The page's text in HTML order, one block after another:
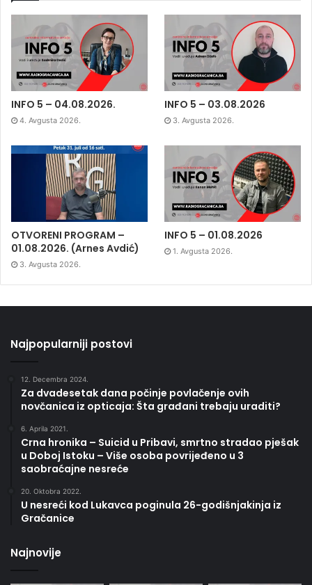
INFO 5 – 04.08.2026.
4. Avgusta 2026.
INFO 5 – 03.08.2026
3. Avgusta 2026.
OTVORENI PROGRAM –
01.08.2026. (Arnes Avdić)
3. Avgusta 2026.
INFO 5 – 01.08.2026
1. Avgusta 2026.
Najpopularniji postovi
12. Decembra 2024.
Za dvadesetak dana počinje povlačenje ovih
novčanica iz opticaja: Šta građani trebaju uraditi?
6. Aprila 2021.
Crna hronika – Suicid u Pribavi, smrtno stradao pješak
u Doboj Istoku – Više osoba povrijeđeno u 3
saobraćajne nesreće
20. Oktobra 2022.
U nesreći kod Lukavca poginula 26-godišnjakinja iz
Gračanice
Najnovije